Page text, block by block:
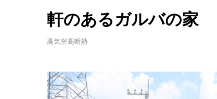
軒のあるガルバの家
高気密高断熱